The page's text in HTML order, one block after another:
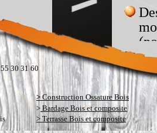
30 31 60
>Construction Ossature Bois
> Bardage Bois et composite
> Terrasse Bois et composite